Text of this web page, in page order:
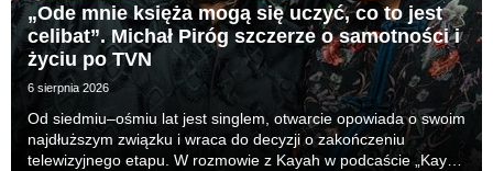
„Ode mnie księża mogą się uczyć, co to jest
celibat”. Michał Piróg szczerze o samotności i
życiu po TVN
6 sierpnia 2026
Od siedmiu–ośmiu lat jest singlem, otwarcie opowiada o swoim
najdłuższym związku i wraca do decyzji o zakończeniu
telewizyjnego etapu. W rozmowie z Kayah w podcaście „Kayah